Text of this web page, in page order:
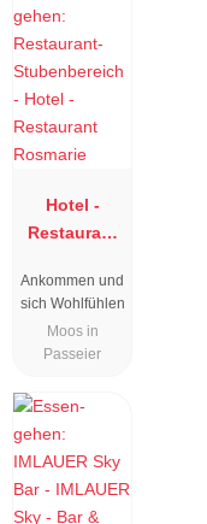
Hotel -
Restaurant
Ankommen und
sich Wohlfühlen
Moos in
Passeier